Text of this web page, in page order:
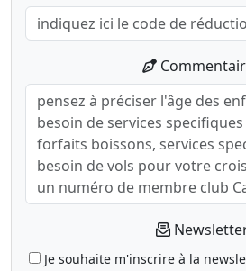
Je souhaite m'inscrire à la